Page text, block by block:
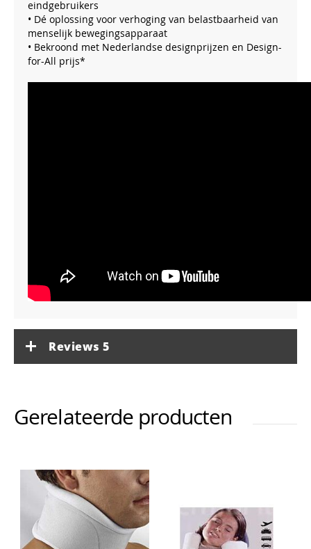
eindgebruikers
• Dé oplossing voor verhoging van belastbaarheid van
menselijk bewegingsapparaat
• Bekroond met Nederlandse designprijzen en Design-
for-All prijs*
Reviews 5
Gerelateerde producten